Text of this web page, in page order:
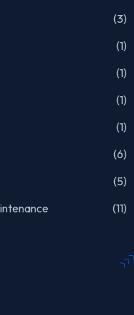
(3)
(1)
(1)
(1)
(1)
(6)
(5)
(11)